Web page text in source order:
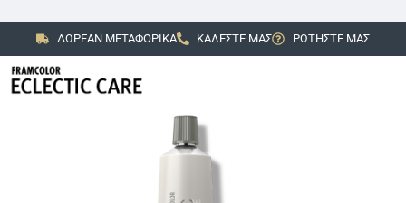
ΔΩΡΕΑΝ ΜΕΤΑΦΟΡΙΚΑ ΚΑΛΕΣΤΕ ΜΑΣ ΡΩΤΗΣΤΕ ΜΑΣ